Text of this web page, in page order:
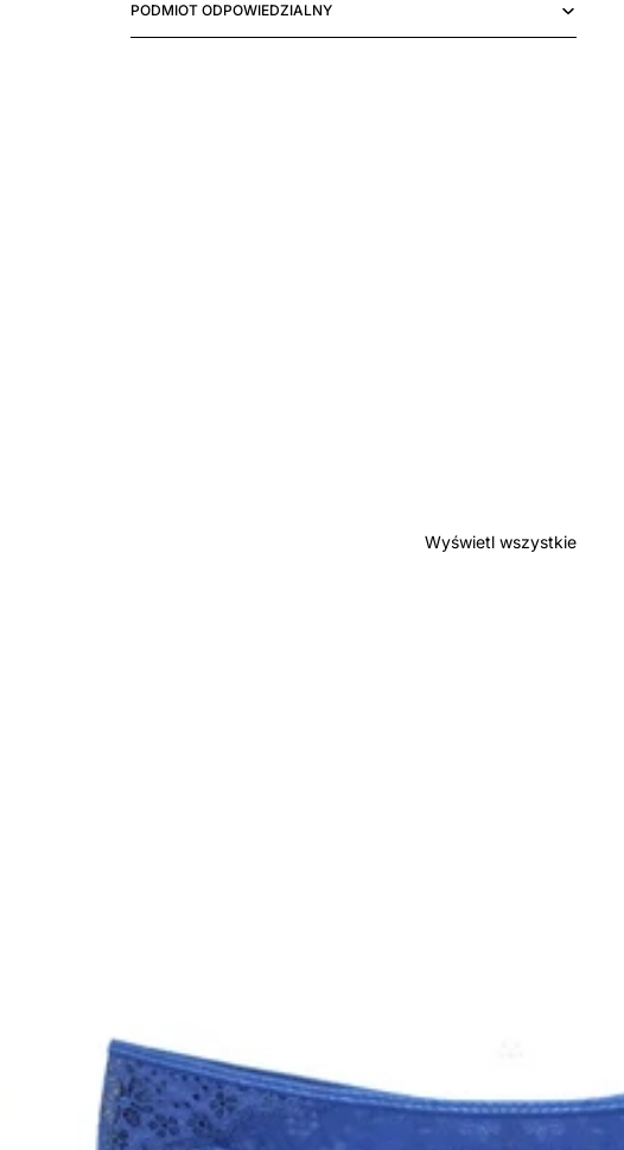
PODMIOT ODPOWIEDZIALNY
Wyświetl wszystkie